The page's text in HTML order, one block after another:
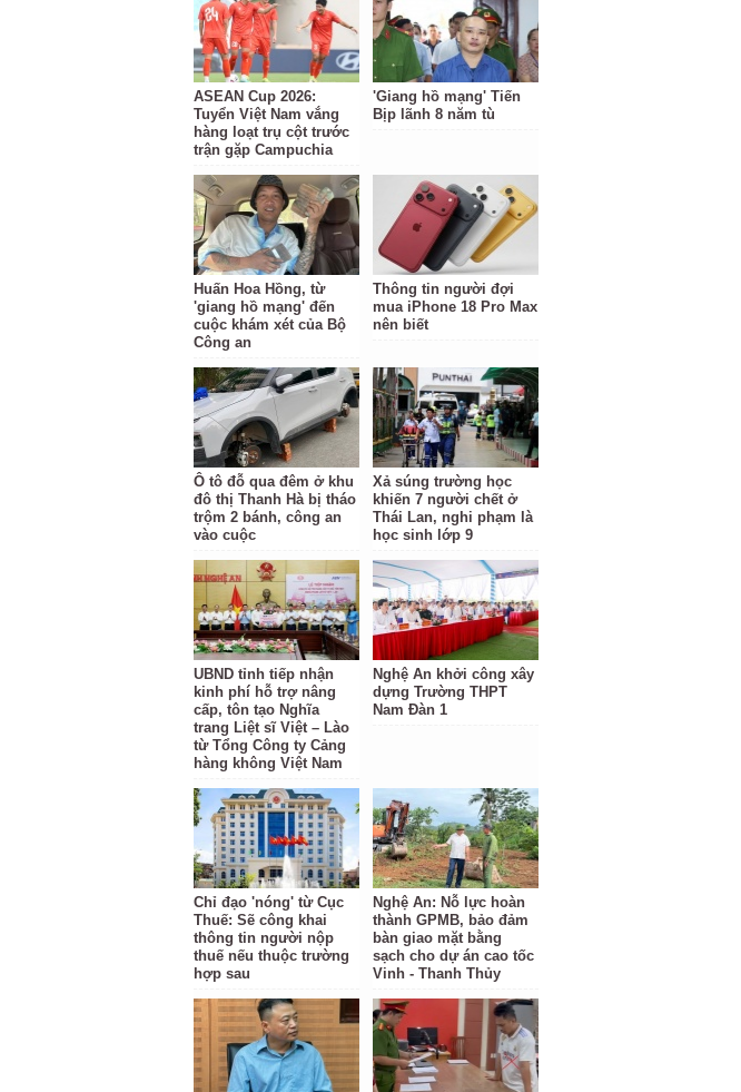
ASEAN Cup 2026:
Tuyển Việt Nam vắng
hàng loạt trụ cột trước
trận gặp Campuchia
'Giang hồ mạng' Tiến
Bịp lãnh 8 năm tù
Huấn Hoa Hồng, từ
'giang hồ mạng' đến
cuộc khám xét của Bộ
Công an
Thông tin người đợi
mua iPhone 18 Pro Max
nên biết
Ô tô đỗ qua đêm ở khu
đô thị Thanh Hà bị tháo
trộm 2 bánh, công an
vào cuộc
Xả súng trường học
khiến 7 người chết ở
Thái Lan, nghi phạm là
học sinh lớp 9
UBND tỉnh tiếp nhận
kinh phí hỗ trợ nâng
cấp, tôn tạo Nghĩa
trang Liệt sĩ Việt – Lào
từ Tổng Công ty Cảng
hàng không Việt Nam
Nghệ An khởi công xây
dựng Trường THPT
Nam Đàn 1
Chỉ đạo 'nóng' từ Cục
Thuế: Sẽ công khai
thông tin người nộp
thuế nếu thuộc trường
hợp sau
Nghệ An: Nỗ lực hoàn
thành GPMB, bảo đảm
bàn giao mặt bằng
sạch cho dự án cao tốc
Vinh - Thanh Thủy